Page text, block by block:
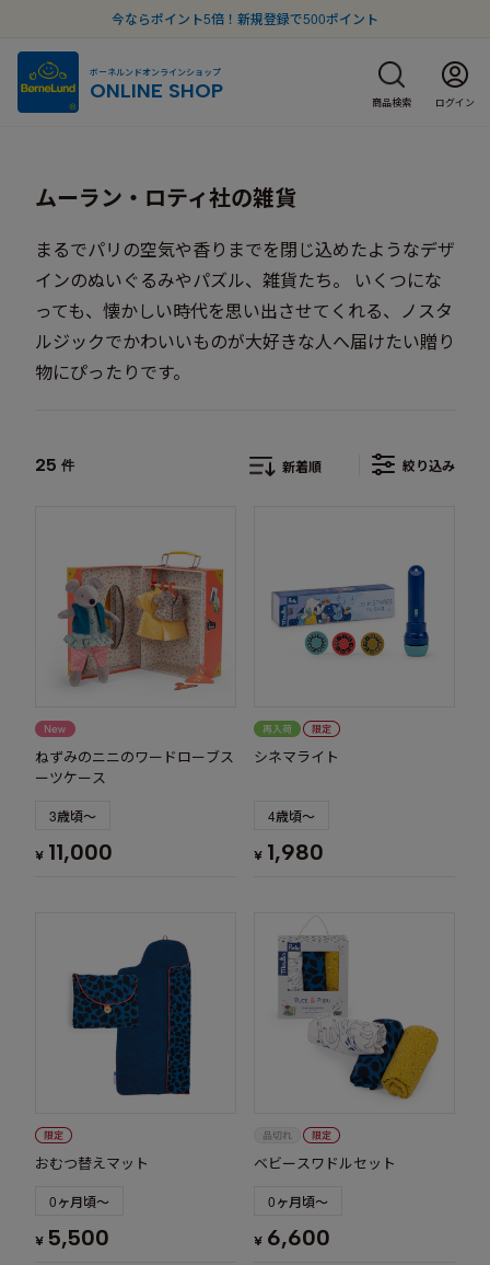
今ならポイント5倍！新規登録で500ポイント
ボーネルンドオンラインショップ
ONLINE SHOP 商品検索 ログイン
ムーラン・ロティ社の雑貨
まるでパリの空気や香りまでを閉じ込めたようなデザ
インのぬいぐるみやパズル、雑貨たち。 いくつにな
っても、懐かしい時代を思い出させてくれる、ノスタ
ルジックでかわいいものが大好きな人へ届けたい贈り
物にぴったりです。
25 件 絞り込み
ねずみのニニのワードローブス
ーツケース
3歳頃～
¥ 11,000
シネマライト
4歳頃～
¥ 1,980
おむつ替えマット
0ヶ月頃～
¥ 5,500
ベビースワドルセット
0ヶ月頃～
¥ 6,600